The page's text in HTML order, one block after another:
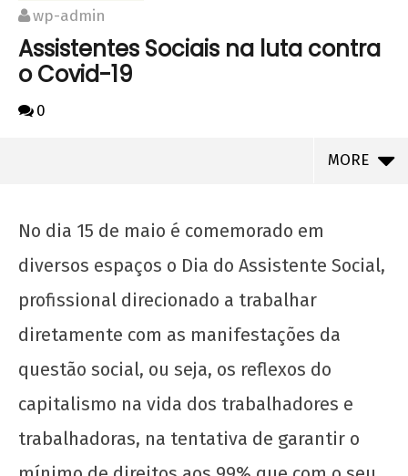
wp-admin
Assistentes Sociais na luta contra
o Covid-19
0
MORE
NOW VIEWING
No dia 15 de maio é comemorado em
diversos espaços o Dia do Assistente Social,
profissional direcionado a trabalhar
diretamente com as manifestações da
questão social, ou seja, os reflexos do
capitalismo na vida dos trabalhadores e
trabalhadoras, na tentativa de garantir o